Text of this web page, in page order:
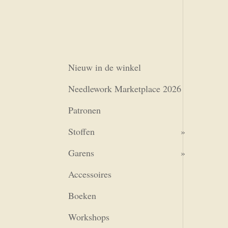
Nieuw in de winkel
Needlework Marketplace 2026
Patronen
Stoffen
Garens
Accessoires
Boeken
Workshops